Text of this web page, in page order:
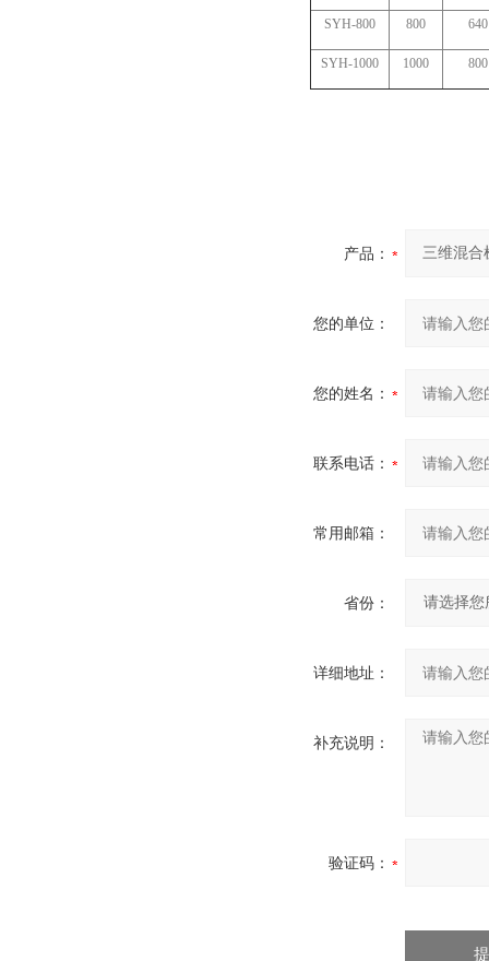
SYH-800 800 640
SYH-1000 1000 800
产品：
您的单位：
您的姓名：
联系电话：
常用邮箱：
省份：
详细地址：
补充说明：
验证码：